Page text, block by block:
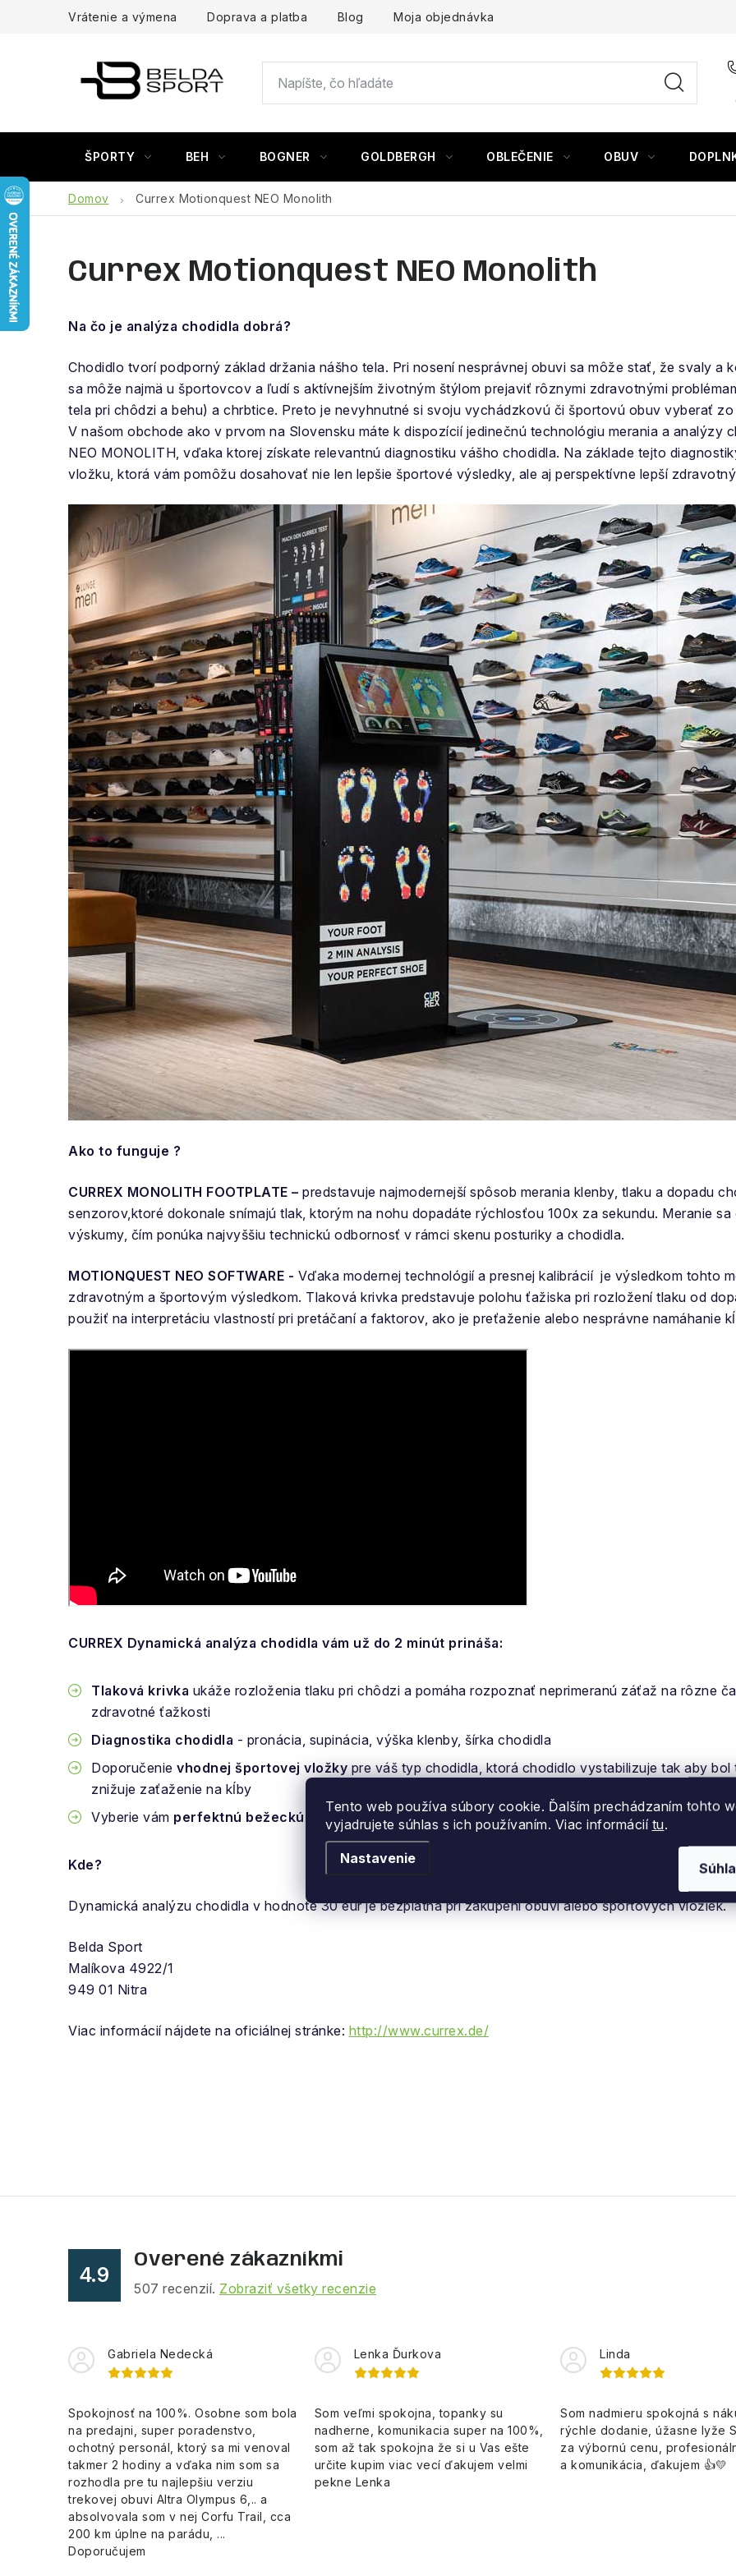
Tento web používa súbory cookie. Ďalším prechádzaním tohto
vyjadrujete súhlas s ich používaním. Viac informácií tu.
Nastavenie
Vrátenie a výmena Doprava a platba Blog Moja objednávka
ŠPORTY BEH BOGNER GOLDBERGH OBLEČENIE OBUV
Domov Currex Motionquest NEO Monolith
Currex Motionquest NEO Monolith
Na čo je analýza chodidla dobrá?
Chodidlo tvorí podporný základ držania nášho tela. Pri nosení nesprávnej obuvi sa môže stať, že svaly a
sa môže najmä u športovcov a ľudí s aktívnejším životným štýlom prejaviť rôznymi zdravotnými
tela pri chôdzi a behu) a chrbtice. Preto je nevyhnutné si svoju vychádzkovú či športovú obuv vyberať
V našom obchode ako v prvom na Slovensku máte k dispozícií jedinečnú technológiu merania a analýzy
NEO MONOLITH, vďaka ktorej získate relevantnú diagnostiku vášho chodidla. Na základe tejto
vložku, ktorá vám pomôžu dosahovať nie len lepšie športové výsledky, ale aj perspektívne lepší
Ako to funguje ?
CURREX MONOLITH FOOTPLATE – predstavuje najmodernejší spôsob merania klenby, tlaku a dopadu
senzorov, ktoré dokonale snímajú tlak, ktorým na nohu dopadáte rýchlosťou 100x za sekundu. Meranie
výskumy, čím ponúka najvyššiu technickú odbornosť v rámci skenu posturiky a chodidla.
MOTIONQUEST NEO SOFTWARE - Vďaka modernej technológií a presnej kalibrácií je výsledkom tohto
zdravotným a športovým výsledkom. Tlaková krivka predstavuje polohu ťažiska pri rozložení tlaku od
použiť na interpretáciu vlastností pri pretáčaní a faktorov, ako je preťaženie alebo nesprávne namáhanie
CURREX Dynamická analýza chodidla vám už do 2 minút prináša:
Tlaková krivka ukáže rozloženia tlaku pri chôdzi a pomáha rozpoznať neprimeranú záťaž na rôzne
zdravotné ťažkosti
Diagnostika chodidla - pronácia, supinácia, výška klenby, šírka chodidla
Doporučenie vhodnej športovej vložkypre váš typ chodidla, ktorá chodidlo vystabilizuje tak aby
znižuje zaťaženie na kĺby
Vyberie vám perfektnú bežeckú a turistickú obuvpresne pre vás z globálnej databázy bežeckých
Kde?
Dynamická analýzu chodidla v hodnote 30 eur je bezplatná pri zakúpení obuvi alebo športových vložiek.
Belda Sport
Malíkova 4922/1
949 01 Nitra
Viac informácií nájdete na oficiálnej stránke: http://www.currex.de/
4.9
Overené zákazníkmi
507 recenzií. Zobraziť všetky recenzie
Gabriela Nedecká
Spokojnosť na 100%. Osobne som bola
na predajni, super poradenstvo,
ochotný personál, ktorý sa mi venoval
takmer 2 hodiny a vďaka nim som sa
rozhodla pre tu najlepšiu verziu
trekovej obuvi Altra Olympus 6,.. a
absolvovala som v nej Corfu Trail, cca
200 km úplne na parádu, ...
Doporučujem
Lenka Ďurkova
Som veľmi spokojna, topanky su
nadherne, komunikacia super na 100%,
som až tak spokojna že si u Vas ešte
určite kupim viac vecí ďakujem velmi
pekne Lenka
Linda
Som nadmieru spokojná s
rýchle dodanie, úžasne lyže
za výbornú cenu,
a komunikácia, ďakujem 👍💛